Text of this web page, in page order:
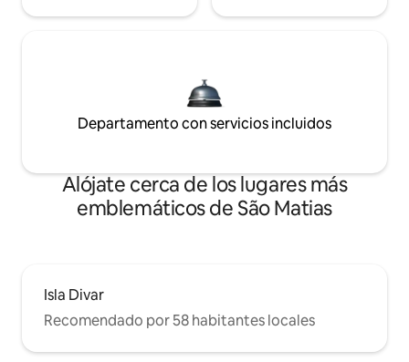
Departamento con servicios incluidos
Alójate cerca de los lugares más
emblemáticos de São Matias
Isla Divar
Recomendado por 58 habitantes locales